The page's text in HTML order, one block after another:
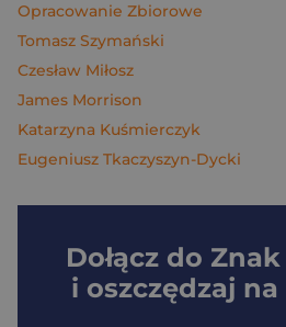
Opracowanie Zbiorowe
Tomasz Szymański
Czesław Miłosz
James Morrison
Katarzyna Kuśmierczyk
Eugeniusz Tkaczyszyn-Dycki
Dołącz do Znak
i oszczędzaj